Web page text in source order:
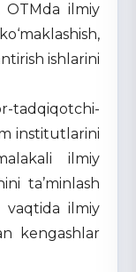
OTMda ilmiy
ishlarini
tadqiqotchi-
institutlarini
ilmiy
ta’minlash
vaqtida ilmiy
kengashlar